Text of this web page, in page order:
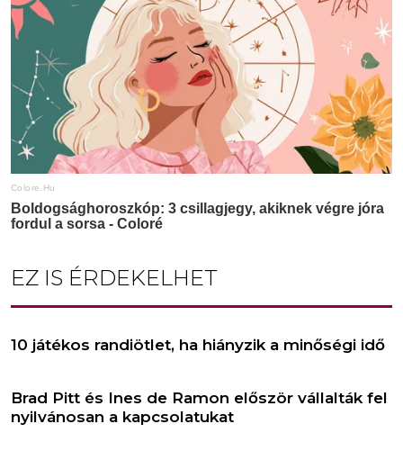
EZ IS ÉRDEKELHET
10 játékos randiötlet, ha hiányzik a minőségi idő
Brad Pitt és Ines de Ramon először vállalták fel
nyilvánosan a kapcsolatukat